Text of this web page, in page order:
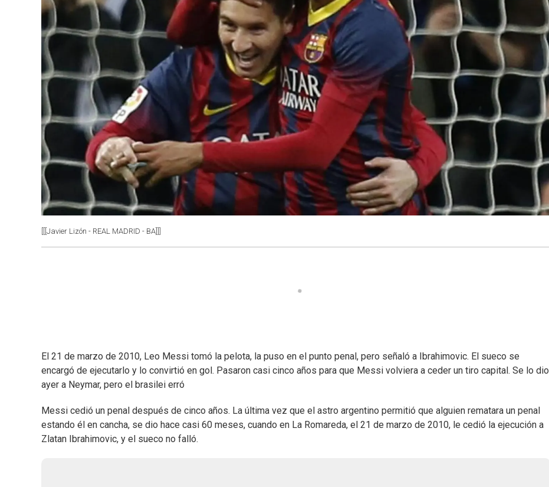
[[[Javier Lizón - REAL MADRID - BA]]]
El 21 de marzo de 2010, Leo Messi tomó la pelota, la puso en el punto penal, pero señaló a Ibrahimovic. El sueco se
encargó de ejecutarlo y lo convirtió en gol. Pasaron casi cinco años para que Messi volviera a ceder un tiro capital. Se lo dio
ayer a Neymar, pero el brasilei erró
Messi cedió un penal después de cinco años. La última vez que el astro argentino permitió que alguien rematara un penal
estando él en cancha, se dio hace casi 60 meses, cuando en La Romareda, el 21 de marzo de 2010, le cedió la ejecución a
Zlatan Ibrahimovic, y el sueco no falló.